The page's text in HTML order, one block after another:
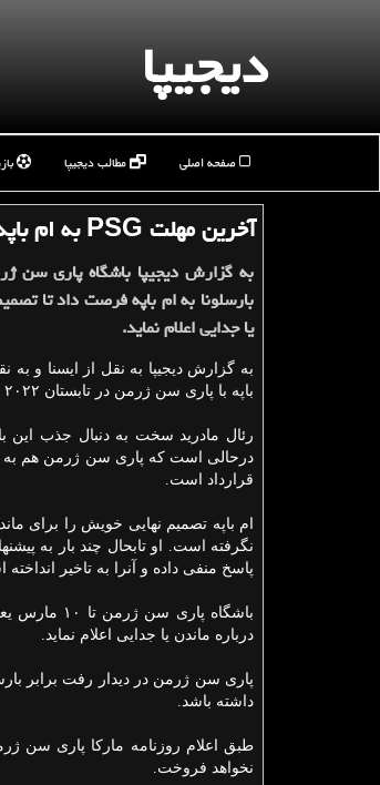
دیجیپا
صفحه اصلی مطالب دیجیپا
آخرین مهلت PSG به ام باپه
به گزارش دیجیپا باشگاه پاری سن
بارسلونا به ام باپه فرصت داد تا
یا جدایی اعلام نماید.
به گزارش دیجیپا به نقل از ایسنا و به
باپه با پاری سن ژرمن در تابستان ۲۰۲۲ به پایان خواهد رسید.
رئال مادرید سخت به دنبال جذب این
درحالی است که پاری سن ژرمن هم به
قرارداد است.
ام باپه تصمیم نهایی خویش را برای
نگرفته است. او تابحال چند بار به
پاسخ منفی داده و آنرا به تاخیر
باشگاه
درباره ماندن یا جدایی اعلام نماید.
داشته باشد.
نخواهد فروخت.